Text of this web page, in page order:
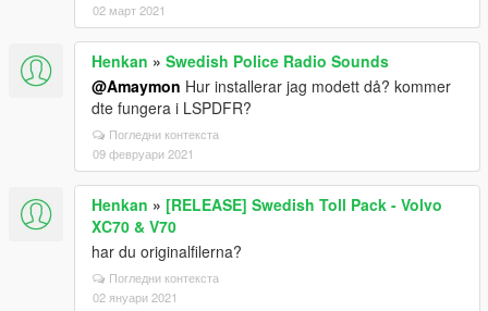
02 март 2021
Henkan » Swedish Police Radio Sounds
@Amaymon Hur installerar jag modett då? kommer
dte fungera i LSPDFR?
Погледни контекста
09 февруари 2021
Henkan » [RELEASE] Swedish Toll Pack - Volvo
XC70 & V70
har du originalfilerna?
Погледни контекста
02 януари 2021